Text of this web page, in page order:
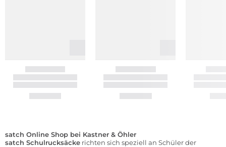
satch Online Shop bei Kastner & Öhler
satch Schulrucksäcke richten sich speziell an Schüler der